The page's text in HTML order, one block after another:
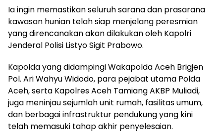
Ia ingin memastikan seluruh sarana dan prasarana
kawasan hunian telah siap menjelang peresmian
yang direncanakan akan dilakukan oleh Kapolri
Jenderal Polisi Listyo Sigit Prabowo.
Kapolda yang didampingi Wakapolda Aceh Brigjen
Pol. Ari Wahyu Widodo, para pejabat utama Polda
Aceh, serta Kapolres Aceh Tamiang AKBP Muliadi,
juga meninjau sejumlah unit rumah, fasilitas umum,
dan berbagai infrastruktur pendukung yang kini
telah memasuki tahap akhir penyelesaian.